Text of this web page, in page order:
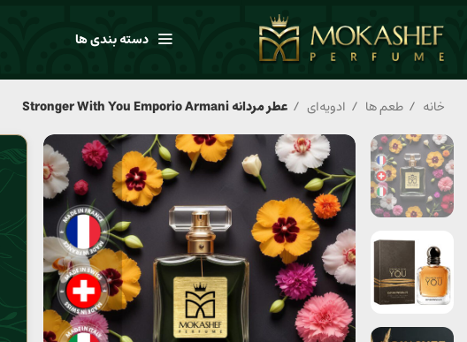
دسته بندی ها
خانه طعم ها ادویه‌ای عطر مردانه Stronger With You Emporio Armani